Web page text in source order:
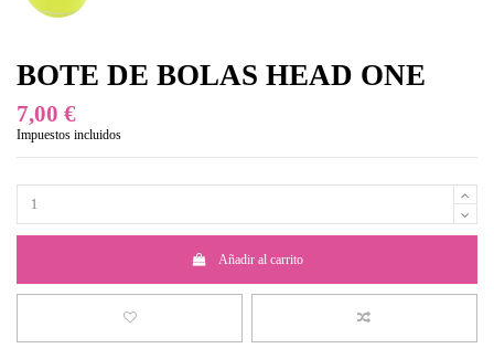
BOTE DE BOLAS HEAD ONE
7,00 €
Impuestos incluidos
Añadir al carrito